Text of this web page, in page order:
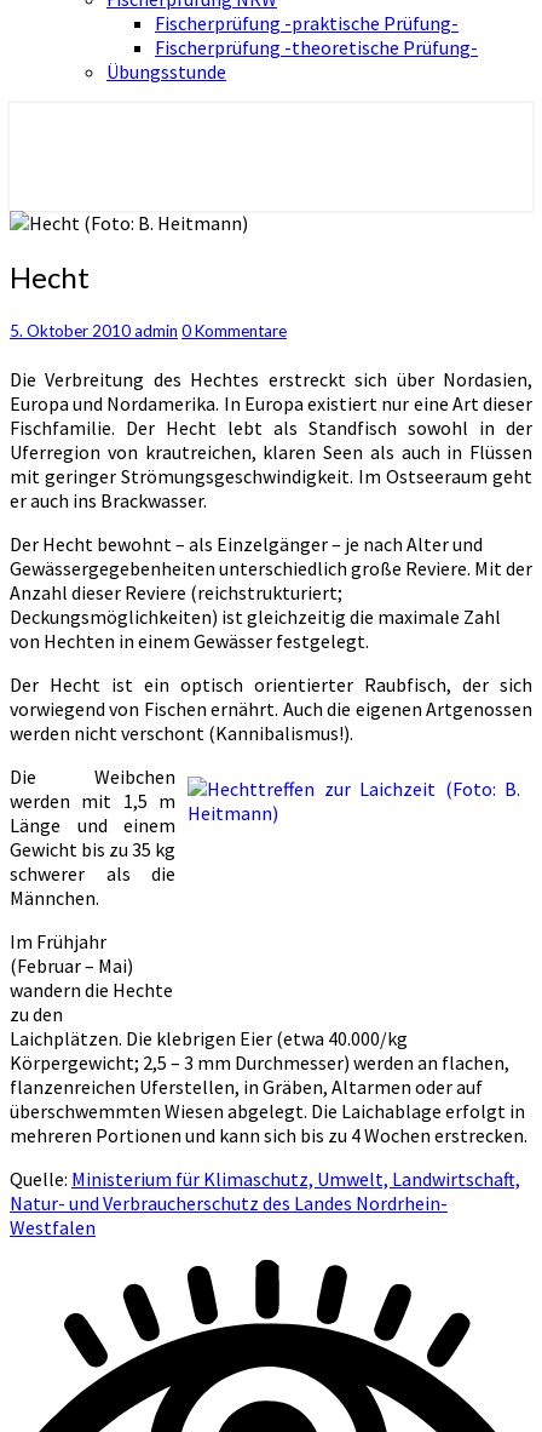
Fischerprüfung -praktische Prüfung-
Fischerprüfung -theoretische Prüfung-
Übungsstunde
Hecht
Hecht
5. Oktober 2010admin Kommentare
0 Kommentare
Die Verbreitung des Hechtes erstreckt sich über Nordasien,
Europa und Nordamerika. In Europa existiert nur eine Art dieser
Fischfamilie. Der Hecht lebt als Standfisch sowohl in der
Uferregion von krautreichen, klaren Seen als auch in Flüssen
mit geringer Strömungsgeschwindigkeit. Im Ostseeraum geht
er auch ins Brackwasser.
Der Hecht bewohnt – als Einzelgänger – je nach Alter und
Gewässergegebenheiten unterschiedlich große Reviere. Mit der
Anzahl dieser Reviere (reichstrukturiert;
Deckungsmöglichkeiten) ist gleichzeitig die maximale Zahl
von Hechten in einem Gewässer festgelegt.
Der Hecht ist ein optisch orientierter Raubfisch, der sich
vorwiegend von Fischen ernährt. Auch die eigenen Artgenossen
werden nicht verschont (Kannibalismus!).
Die Weibchen
werden mit 1,5 m
Länge und einem
Gewicht bis zu 35 kg
schwerer als die
Männchen.
Im Frühjahr
(Februar – Mai)
wandern die Hechte
zu den
Laichplätzen. Die klebrigen Eier (etwa 40.000/kg
Körpergewicht; 2,5 – 3 mm Durchmesser) werden an flachen,
flanzenreichen Uferstellen, in Gräben, Altarmen oder auf
überschwemmten Wiesen abgelegt. Die Laichablage erfolgt in
mehreren Portionen und kann sich bis zu 4 Wochen erstrecken.
Quelle: Ministerium für Klimaschutz, Umwelt, Landwirtschaft,
Natur- und Verbraucherschutz des Landes Nordrhein-
Westfalen